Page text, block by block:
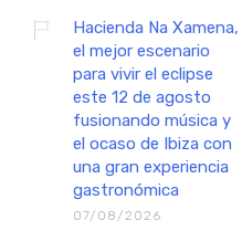
Hacienda Na Xamena,
el mejor escenario
para vivir el eclipse
este 12 de agosto
fusionando música y
el ocaso de Ibiza con
una gran experiencia
gastronómica
07/08/2026